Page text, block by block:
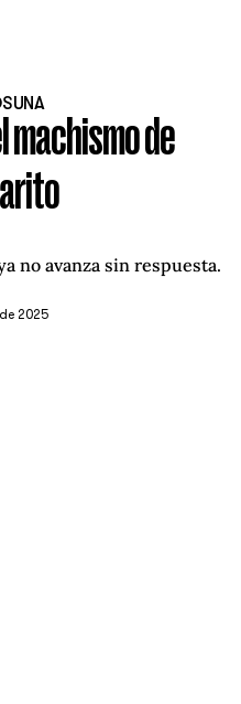
de
no avanza sin respuesta.
2025